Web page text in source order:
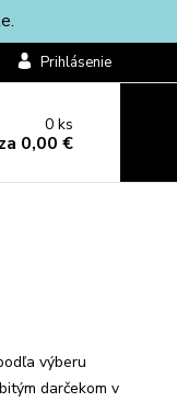
Prihlásenie
0ks
za 0,00 €
výberu
darčekom v